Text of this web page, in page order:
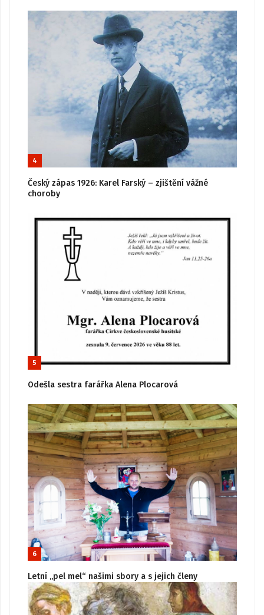
4
Český zápas 1926: Karel Farský – zjištění vážné
choroby
5
Odešla sestra farářka Alena Plocarová
6
Letní „pel mel“ našimi sbory a s jejich členy